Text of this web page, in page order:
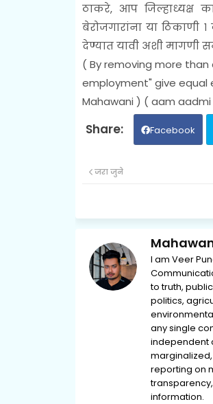
ठाकरे, आप जिल्हाध्यक्ष
बेरोजगारांना या ठिकाणी
देण्यात यावी अशी मागणी
(By removing more than
employment" give equal
Mahawani ) ( aam
Facebook
जरा जुने
I am Veer
to truth,
politics,
any single
independent
reporting on
information.